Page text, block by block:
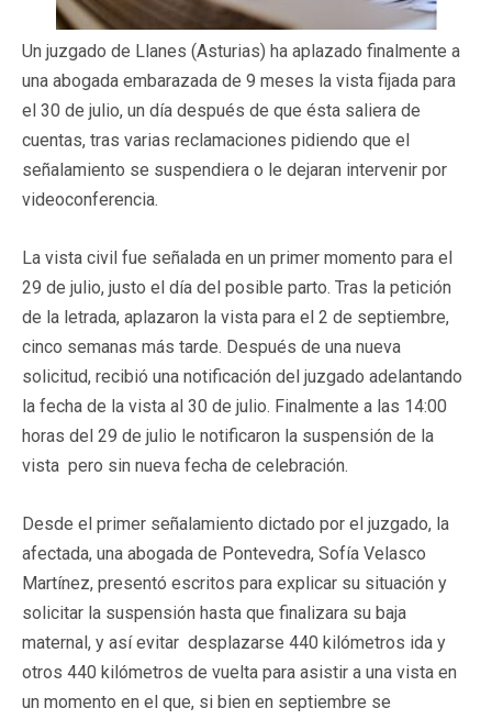
Un juzgado de Llanes (Asturias) ha aplazado finalmente a
una abogada embarazada de 9 meses la vista fijada para
el 30 de julio, un día después de que ésta saliera de
cuentas, tras varias reclamaciones pidiendo que el
señalamiento se suspendiera o le dejaran intervenir por
videoconferencia.
La vista civil fue señalada en un primer momento para el
29 de julio, justo el día del posible parto. Tras la petición
de la letrada, aplazaron la vista para el 2 de septiembre,
cinco semanas más tarde. Después de una nueva
solicitud, recibió una notificación del juzgado adelantando
la fecha de la vista al 30 de julio. Finalmente a las 14:00
horas del 29 de julio le notificaron la suspensión de la
vista pero sin nueva fecha de celebración.
Desde el primer señalamiento dictado por el juzgado, la
afectada, una abogada de Pontevedra, Sofía Velasco
Martínez, presentó escritos para explicar su situación y
solicitar la suspensión hasta que finalizara su baja
maternal, y así evitar desplazarse 440 kilómetros ida y
otros 440 kilómetros de vuelta para asistir a una vista en
un momento en el que, si bien en septiembre se